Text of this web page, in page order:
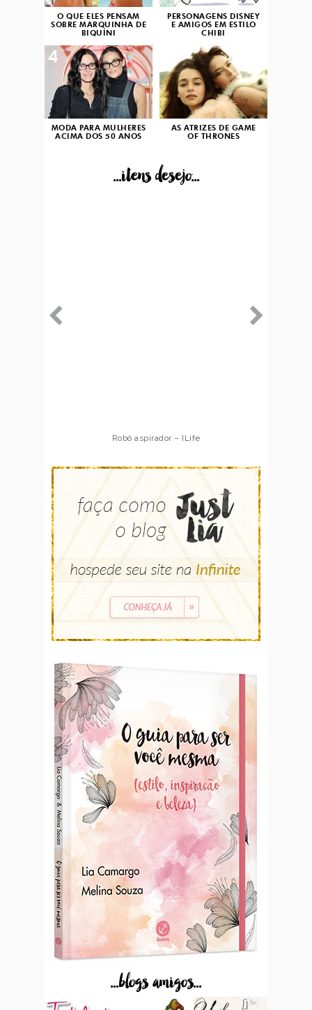
O QUE ELES PENSAM
SOBRE MARQUINHA DE
BIQUÍNI
PERSONAGENS DISNEY
E AMIGOS EM ESTILO
CHIBI
MODA PARA MULHERES
ACIMA DOS 50 ANOS
4
AS ATRIZES DE GAME
OF THRONES
...itens desejo...
Robô aspirador – ILife
...blogs amigos...